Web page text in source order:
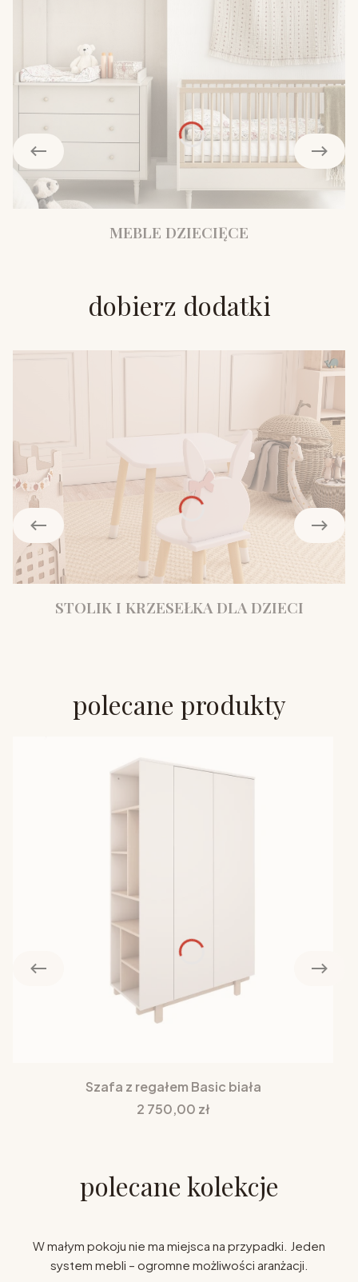
MEBLE DZIECIĘCE
dobierz dodatki
STOLIK I KRZESEŁKA DLA DZIECI
polecane produkty
Szafa z regałem Basic biała
Cena
2 750,00 zł
polecane kolekcje
W małym pokoju nie ma miejsca na przypadki. Jeden
system mebli – ogromne możliwości aranżacji.